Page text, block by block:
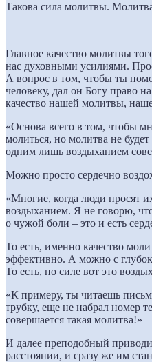
Такова сила молитвы.
Главное качество молитвы
нас духовными усилиями.
А вопрос в том, чтобы ты
человеку, дал он Богу право
качество нашей молитвы,
«Основа всего в том, чтобы
молиться, но молитва не
одним лишь воздыханием
Можно просто сердечно
«Многие, когда люди просят
воздыханием. Я не говорю,
о чужой боли – это и есть
То есть, именно качество
эффективно. А можно с
То есть, по силе вот это
«К примеру, ты читаешь
трубку, еще не набрал номер
совершается такая молитва!»
И далее преподобный
расстоянии, и сразу же им